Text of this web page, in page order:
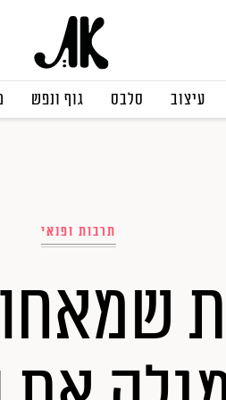
עיצוב סלבס גוף ונפש
תרבות ופנאי